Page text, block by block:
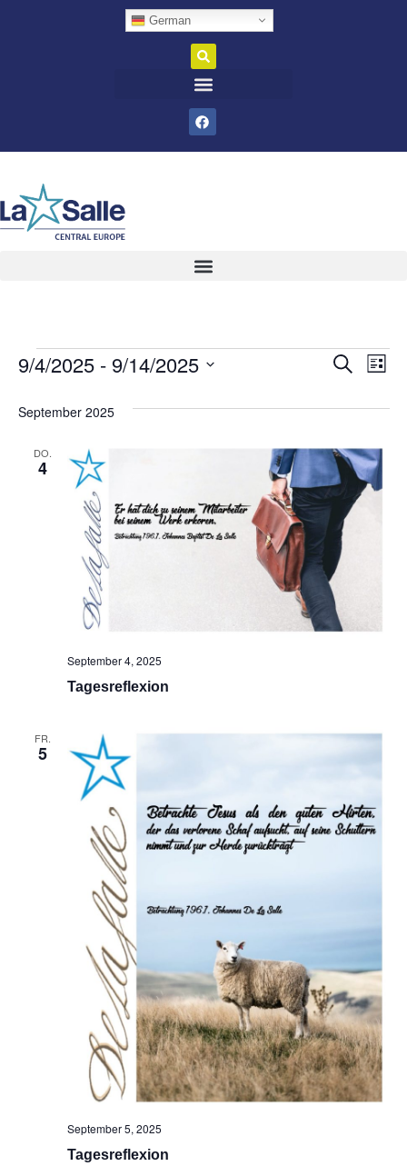
German
Suche
Liste
9/4/2025 - 9/14/2025
September 2025
DO.
4
Tagesreflexion
September 4, 2025
FR.
5
Tagesreflexion
September 5, 2025